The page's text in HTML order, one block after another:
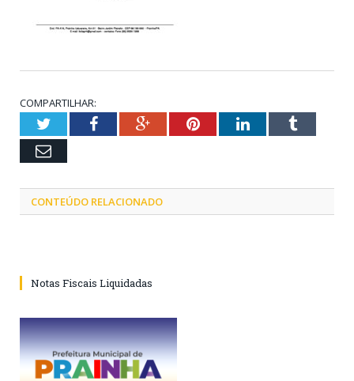
COMPARTILHAR:
TwitterFacebookGoogle+PinterestLinkedInTumblr
Email
CONTEÚDO RELACIONADO
Notas Fiscais Liquidadas